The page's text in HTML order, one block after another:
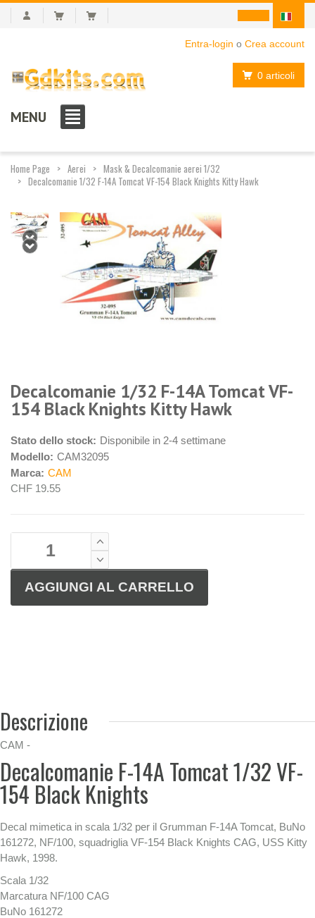
Entra-login o Crea account
0 articoli
MENU
Home Page Aerei
Mask & Decalcomanie aerei 1/32
Decalcomanie 1/32 F-14A Tomcat VF-154 Black Knights Kitty Hawk
Decalcomanie 1/32 F-14A Tomcat VF-
154 Black Knights Kitty Hawk
Stato dello stock: Disponibile in 2-4 settimane
Modello: CAM32095
Marca: CAM
CHF 19.55
Descrizione
CAM -
Decalcomanie F-14A Tomcat 1/32 VF-
154 Black Knights
Decal mimetica in scala 1/32 per il Grumman F-14A Tomcat, BuNo
161272, NF/100, squadriglia VF-154 Black Knights CAG, USS Kitty
Hawk, 1998.
Scala 1/32
Marcatura NF/100 CAG
BuNo 161272